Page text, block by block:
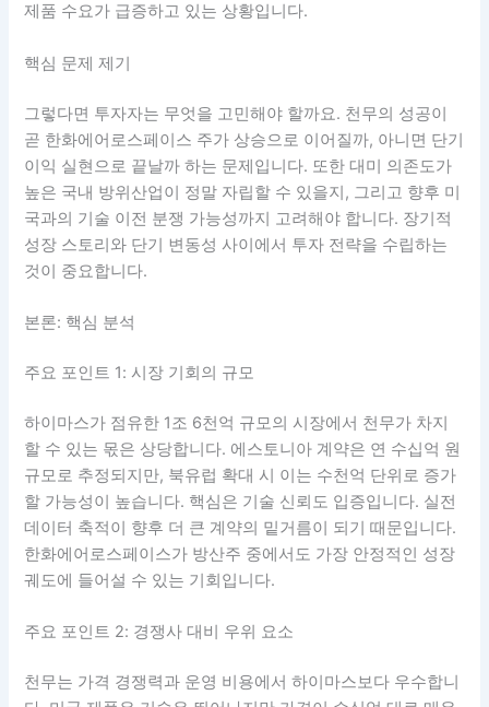
제품 수요가 급증하고 있는 상황입니다.
핵심 문제 제기
그렇다면 투자자는 무엇을 고민해야 할까요. 천무의 성공이
곧 한화에어로스페이스 주가 상승으로 이어질까, 아니면 단기
이익 실현으로 끝날까 하는 문제입니다. 또한 대미 의존도가
높은 국내 방위산업이 정말 자립할 수 있을지, 그리고 향후 미
국과의 기술 이전 분쟁 가능성까지 고려해야 합니다. 장기적
성장 스토리와 단기 변동성 사이에서 투자 전략을 수립하는
것이 중요합니다.
본론: 핵심 분석
주요 포인트 1: 시장 기회의 규모
하이마스가 점유한 1조 6천억 규모의 시장에서 천무가 차지
할 수 있는 몫은 상당합니다. 에스토니아 계약은 연 수십억 원
규모로 추정되지만, 북유럽 확대 시 이는 수천억 단위로 증가
할 가능성이 높습니다. 핵심은 기술 신뢰도 입증입니다. 실전
데이터 축적이 향후 더 큰 계약의 밑거름이 되기 때문입니다.
한화에어로스페이스가 방산주 중에서도 가장 안정적인 성장
궤도에 들어설 수 있는 기회입니다.
주요 포인트 2: 경쟁사 대비 우위 요소
천무는 가격 경쟁력과 운영 비용에서 하이마스보다 우수합니